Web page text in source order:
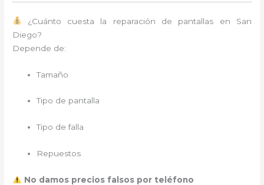
¿Cuánto cuesta la reparación de pantallas en San
Diego?
Depende de:
Tamaño
Tipo de pantalla
Tipo de falla
Repuestos
No damos precios falsos por teléfono